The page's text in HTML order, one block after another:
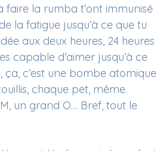
faire la rumba t’ont immunisé
la fatigue jusqu’à ce que tu
aux deux heures, 24 heures
capable d’aimer jusqu’à ce
c’est une bombe atomique
chaque pet, même.
un grand O… Bref, tout le